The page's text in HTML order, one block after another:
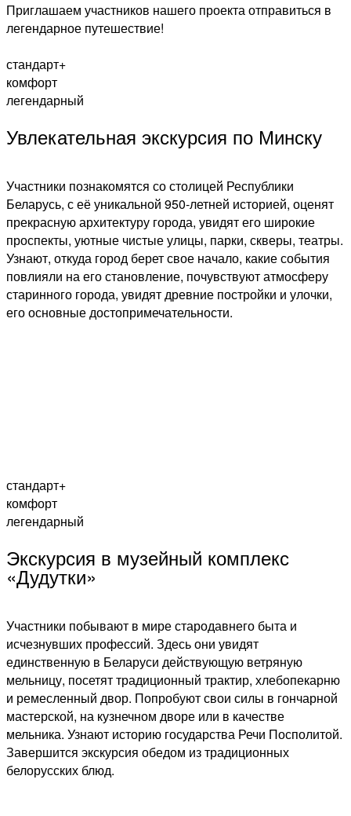
Приглашаем участников нашего проекта отправиться в
легендарное путешествие!
стандарт+
комфорт
легендарный
Увлекательная экскурсия по Минску
Участники познакомятся со столицей Республики
Беларусь, с её уникальной 950-летней историей, оценят
прекрасную архитектуру города, увидят его широкие
проспекты, уютные чистые улицы, парки, скверы, театры.
Узнают, откуда город берет свое начало, какие события
повлияли на его становление, почувствуют атмосферу
старинного города, увидят древние постройки и улочки,
его основные достопримечательности.
стандарт+
комфорт
легендарный
Экскурсия в музейный комплекс
«Дудутки»
Участники побывают в мире стародавнего быта и
исчезнувших профессий. Здесь они увидят
единственную в Беларуси действующую ветряную
мельницу, посетят традиционный трактир, хлебопекарню
и ремесленный двор. Попробуют свои силы в гончарной
мастерской, на кузнечном дворе или в качестве
мельника. Узнают историю государства Речи Посполитой.
Завершится экскурсия обедом из традиционных
белорусских блюд.